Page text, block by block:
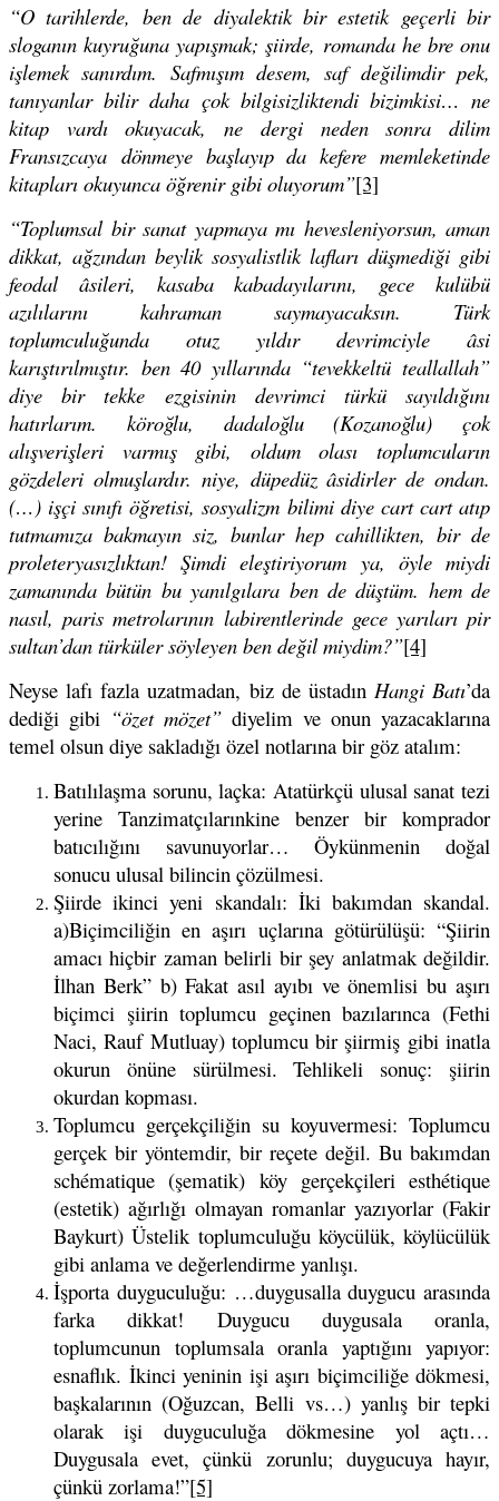
“O tarihlerde, ben de diyalektik bir estetik geçerli bir
sloganın kuyruğuna yapışmak; şiirde, romanda he bre onu
işlemek sanırdım. Safmışım desem, saf değilimdir pek,
tanıyanlar bilir daha çok bilgisizliktendi bizimkisi… ne
kitap vardı okuyacak, ne dergi neden sonra dilim
Fransızcaya dönmeye başlayıp da kefere memleketinde
kitapları okuyunca öğrenir gibi oluyorum”[3]
“Toplumsal bir sanat yapmaya mı hevesleniyorsun, aman
dikkat, ağzından beylik sosyalistlik lafları düşmediği gibi
feodal âsileri, kasaba kabadayılarını, gece kulübü
azılılarını kahraman saymayacaksın. Türk
toplumculuğunda otuz yıldır devrimciyle âsi
karıştırılmıştır. ben 40 yıllarında “tevekkeltü teallallah”
diye bir tekke ezgisinin devrimci türkü sayıldığını
hatırlarım. köroğlu, dadaloğlu (Kozanoğlu) çok
alışverişleri varmış gibi, oldum olası toplumcuların
gözdeleri olmuşlardır. niye, düpedüz âsidirler de ondan.
(…) işçi sınıfı öğretisi, sosyalizm bilimi diye cart cart atıp
tutmamıza bakmayın siz, bunlar hep cahillikten, bir de
proleteryasızlıktan! Şimdi eleştiriyorum ya, öyle miydi
zamanında bütün bu yanılgılara ben de düştüm. hem de
nasıl, paris metrolarının labirentlerinde gece yarıları pir
sultan’dan türküler söyleyen ben değil miydim?”[4]
Neyse lafı fazla uzatmadan, biz de üstadın Hangi Batı’da
dediği gibi “özet mözet” diyelim ve onun yazacaklarına
temel olsun diye sakladığı özel notlarına bir göz atalım:
Batılılaşma sorunu, laçka: Atatürkçü ulusal sanat tezi
yerine Tanzimatçılarınkine benzer bir komprador
batıcılığını savunuyorlar… Öykünmenin doğal
sonucu ulusal bilincin çözülmesi.
Şiirde ikinci yeni skandalı: İki bakımdan skandal.
a)Biçimciliğin en aşırı uçlarına götürülüşü: “Şiirin
amacı hiçbir zaman belirli bir şey anlatmak değildir.
İlhan Berk” b) Fakat asıl ayıbı ve önemlisi bu aşırı
biçimci şiirin toplumcu geçinen bazılarınca (Fethi
Naci, Rauf Mutluay) toplumcu bir şiirmiş gibi inatla
okurun önüne sürülmesi. Tehlikeli sonuç: şiirin
okurdan kopması.
Toplumcu gerçekçiliğin su koyuvermesi: Toplumcu
gerçek bir yöntemdir, bir reçete değil. Bu bakımdan
schématique (şematik) köy gerçekçileri esthétique
(estetik) ağırlığı olmayan romanlar yazıyorlar (Fakir
Baykurt) Üstelik toplumculuğu köycülük, köylücülük
gibi anlama ve değerlendirme yanlışı.
İşporta duyguculuğu: …duygusalla duygucu arasında
farka dikkat! Duygucu duygusala oranla,
toplumcunun toplumsala oranla yaptığını yapıyor:
esnaflık. İkinci yeninin işi aşırı biçimciliğe dökmesi,
başkalarının (Oğuzcan, Belli vs…) yanlış bir tepki
olarak işi duyguculuğa dökmesine yol açtı…
Duygusala evet, çünkü zorunlu; duygucuya hayır,
çünkü zorlama!”[5]